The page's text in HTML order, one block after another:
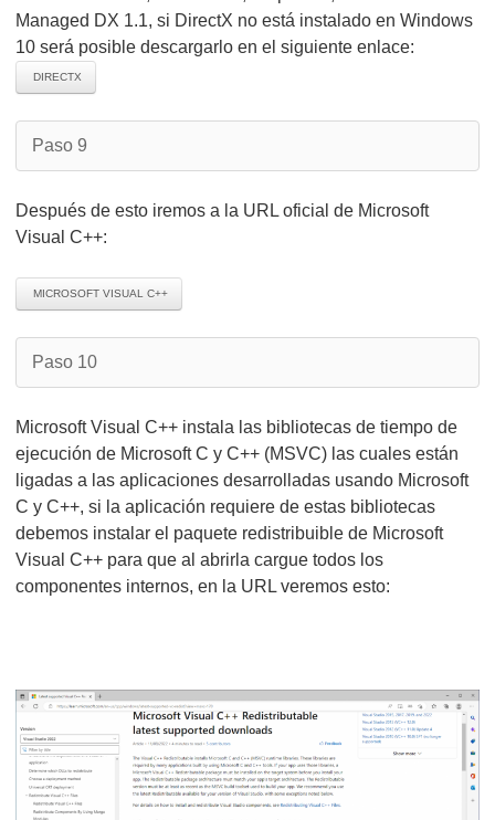
Managed DX 1.1, si DirectX no está instalado en Windows
10 será posible descargarlo en el siguiente enlace:
DIRECTX
Paso 9
Después de esto iremos a la URL oficial de Microsoft
Visual C++:
MICROSOFT VISUAL C++
Paso 10
Microsoft Visual C++ instala las bibliotecas de tiempo de
ejecución de Microsoft C y C++ (MSVC) las cuales están
ligadas a las aplicaciones desarrolladas usando Microsoft
C y C++, si la aplicación requiere de estas bibliotecas
debemos instalar el paquete redistribuible de Microsoft
Visual C++ para que al abrirla cargue todos los
componentes internos, en la URL veremos esto: